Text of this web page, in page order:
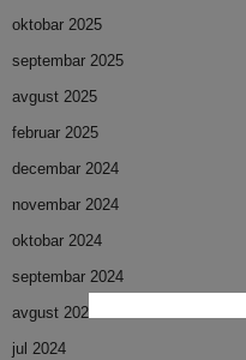
oktobar 2025
septembar 2025
avgust 2025
februar 2025
decembar 2024
novembar 2024
oktobar 2024
septembar 2024
avgust 2024
jul 2024